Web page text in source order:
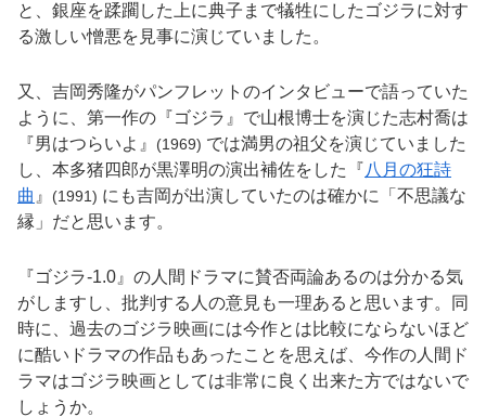
と、銀座を蹂躙した上に典子まで犠牲にしたゴジラに対す
る激しい憎悪を見事に演じていました。
又、吉岡秀隆がパンフレットのインタビューで語っていた
ように、第一作の『ゴジラ』で山根博士を演じた志村喬は
『男はつらいよ』 (1969) では満男の祖父を演じていました
し、本多猪四郎が黒澤明の演出補佐をした『八月の狂詩
曲 』 (1991) にも吉岡が出演していたのは確かに「不思議な
縁」だと思います。
『ゴジラ-1.0』の人間ドラマに賛否両論あるのは分かる気
がしますし、批判する人の意見も一理あると思います。同
時に、過去のゴジラ映画には今作とは比較にならないほど
に酷いドラマの作品もあったことを思えば、今作の人間ド
ラマはゴジラ映画としては非常に良く出来た方ではないで
しょうか。